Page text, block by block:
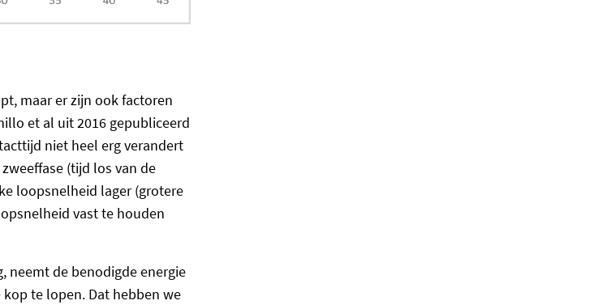
maar er zijn ook factoren
et al uit 2016 gepubliceerd
niet heel erg verandert
(tijd los van de
loopsnelheid lager (grotere
vast te houden
neemt de benodigde energie
te lopen. Dat hebben we